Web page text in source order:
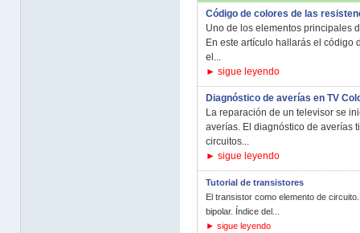
Código de colores de las
Uno de los elementos principales
En este artículo hallarás el código
el...
► sigue leyendo
Diagnóstico de averías en TV
La reparación de un televisor se
averías. El diagnóstico de averías
circuitos...
► sigue leyendo
Tutorial de transistores
El transistor como elemento de
bipolar. Índice del...
► sigue leyendo